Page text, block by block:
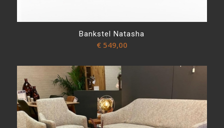
Bankstel Natasha
€549,00